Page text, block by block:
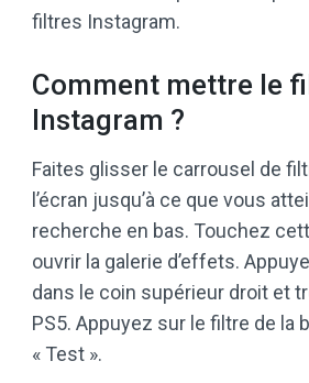
filtres Instagram.
Comment mettre le
Instagram ?
Faites glisser le carrousel de
l’écran jusqu’à ce que vous
recherche en bas. Touchez
ouvrir la galerie d’effets.
dans le coin supérieur droit et
PS5. Appuyez sur le filtre de la
« Test ».